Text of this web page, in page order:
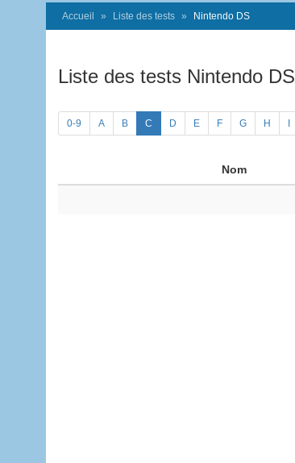
Accueil Liste des tests Nintendo DS
Liste des tests Nintendo DS
0-9 A B C D E F G H
Nom